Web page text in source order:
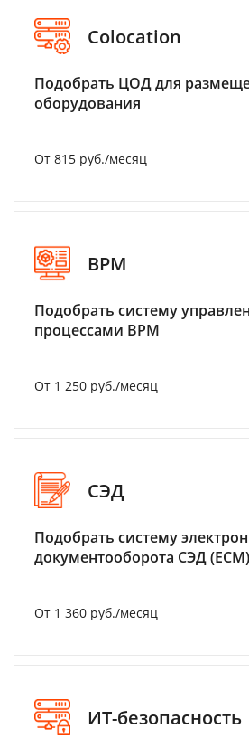
Colocation
Подобрать ЦОД для
оборудования
От 815 руб./месяц
BPM
Подобрать систему
процессами BPM
От 1 250 руб./месяц
СЭД
Подобрать систему
документооборота СЭД (ECM)
От 1 360 руб./месяц
ИТ-безопасность